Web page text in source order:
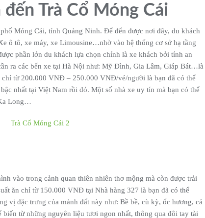
Trà Cổ Móng Cái
Móng Cái, tỉnh Quảng Ninh. Để đến được nơi đây, du khách
ô tô, xe máy, xe Limousine…nhờ vào hệ thống cơ sở hạ tầng
phần lớn du khách lựa chọn chính là xe khách bởi tính an
ra các bến xe tại Hà Nội như: Mỹ Đình, Gia Lâm, Giáp Bát…là
từ 200.000 VNĐ – 250.000 VNĐ/vé/người là bạn đã có thể
nhất tại Việt Nam rồi đó. Một số nhà xe uy tín mà bạn có thể
Long…
vào trong cảnh quan thiên nhiên thơ mộng mà còn được trải
ăn chỉ từ 150.000 VNĐ tại Nhà hàng 327 là bạn đã có thể
vị đặc trưng của mảnh đất này như: Bề bề, cù kỳ, ốc hương, cá
từ những nguyên liệu tươi ngon nhất, thông qua đôi tay tài